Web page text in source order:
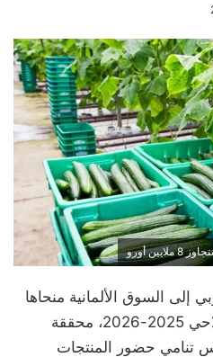
أورو
إلى السوق الألمانية منحاها
التصاعدي خلال الموسم الفلاحي 2025-2026، محققة
تنامي حضور المنتجات